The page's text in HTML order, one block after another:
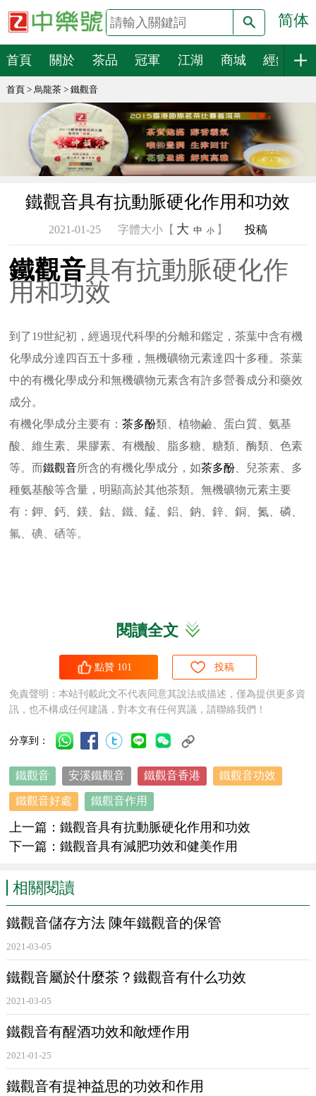
简体
首頁 關於 茶品 冠軍 江湖 商城 經銷
首頁> 烏龍茶> 鐵觀音
鐵觀音具有抗動脈硬化作用和功效
2021-01-25 字體大小【 大 中 小 】 投稿
鐵觀音具有抗動脈硬化作
用和功效
到了19世紀初，經過現代科學的分離和鑑定，茶葉中含有機
化學成分達四百五十多種，無機礦物元素達四十多種。茶葉
中的有機化學成分和無機礦物元素含有許多營養成分和藥效
成分。
有機化學成分主要有：茶多酚類、植物鹼、蛋白質、氨基
酸、維生素、果膠素、有機酸、脂多糖、糖類、酶類、色素
等。而鐵觀音所含的有機化學成分，如茶多酚 、兒茶素、多
種氨基酸等含量，明顯高於其他茶類。無機礦物元素主要
有：鉀、鈣、鎂、鈷、鐵、錳、鋁、鈉、鋅、銅、氮、磷、
氟、碘、硒等。
鐵觀音 所含的無機礦物元素，如錳、鐵、氟、鉀、鈉等均
高於其他茶類，鐵觀音中的化學成分和礦物元素對人體健康
有着特殊的功能，
鐵觀音具有抗動脈硬化作用和功效。
1999年5月31日，在倭族東京召開的第四次
研討會上，福建省中醫藥研究院陳玲副院長報告了他們曾以
25名高血脂症肥胖者為臨床觀察對象，探討飲用
用。研究證明，
抑制血中低密度脂蛋白的氧化。倭族三井農林研究所原征彥
低血液中的膽固醇，而且可以明顯改善血液中高密度脂蛋白
與低密度脂蛋白的比值。咖啡鹼能舒張血管，加快呼吸，降
低血脂，對防治冠心病、高血壓、動脈硬化等心腦血管疾病
有一定的作用。
據福建醫科大學冠心病防治研究小組1974年在福建安溪茶
鄉對1080個農民進行調查時發現不喝鐵觀音
閱讀全文
點贊 101 投稿
免責聲明：本站刊載此文不代表同意其說法或描述，僅為提供更多資
訊，也不構成任何建議，對本文有任何異議，請聯絡我們！
分享到：
鐵觀音 安溪鐵觀音 鐵觀音香港 鐵觀音功效
鐵觀音好處 鐵觀音作用
上一篇：鐵觀音具有抗動脈硬化作用和功效
下一篇：鐵觀音具有減肥功效和健美作用
相關閱讀
鐵觀音儲存方法 陳年鐵觀音的保管
2021-03-05
鐵觀音屬於什麼茶？鐵觀音有什么功效
2021-03-05
鐵觀音有醒酒功效和敵煙作用
2021-01-25
鐵觀音有提神益思的功效和作用